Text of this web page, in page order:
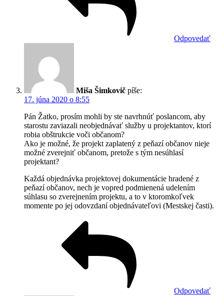
Odpovedať
Miša Šimkovič píše:
17. júna 2020 o 8:55
Pán Žatko, prosím mohli by ste navrhnúť poslancom, aby
starostu zaviazali neobjednávať služby u projektantov, ktorí
robia obštrukcie voči občanom?
Ako je možné, že projekt zaplatený z peňazí občanov nieje
možné zverejniť občanom, pretože s tým nesúhlasí
projektant?
Každá objednávka projektovej dokumentácie hradené z
peňazí občanov, nech je vopred podmienená udelením
súhlasu so zverejnením projektu, a to v ktoromkoľvek
momente po jej odovzdaní objednávateľovi (Mestskej časti).
Odpovedať